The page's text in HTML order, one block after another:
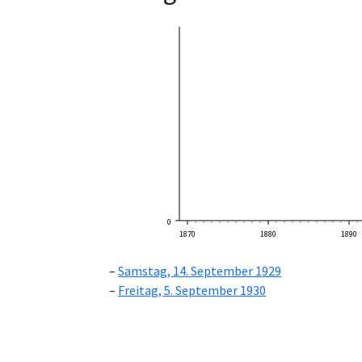
0
1870
1880 1890
Samstag, 14. September 1929
Freitag, 5. September 1930